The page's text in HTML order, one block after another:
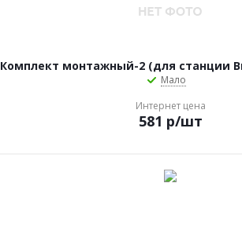
Комплект монтажный-2 (для станции
Мало
Интернет цена
581 р/шт